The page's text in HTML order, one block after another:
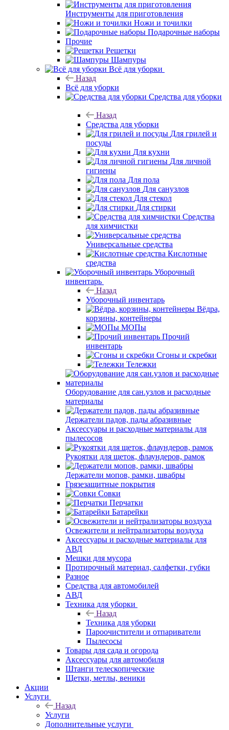
Инструменты для приготовления
Ножи и точилки
Подарочные наборы
Прочие
Решетки
Шампуры
Всё для уборки
Назад
Всё для уборки
Средства для уборки
Назад
Средства для уборки
Для грилей и
посуды
Для кухни
Для личной
гигиены
Для пола
Для санузлов
Для стекол
Для стирки
Средства
для химчистки
Универсальные средства
Кислотные
средства
Уборочный
инвентарь
Назад
Уборочный инвентарь
Вёдра,
корзины, контейнеры
МОПы
Прочий
инвентарь
Сгоны и скребки
Тележки
Оборудование для сан.узлов и расходные
материалы
Держатели падов, пады абразивные
Аксессуары и расходные материалы для
пылесосов
Рукоятки для щеток, флаундеров, рамок
Держатели мопов, рамки, швабры
Грязезащитные покрытия
Совки
Перчатки
Батарейки
Освежители и нейтрализаторы воздуха
Аксессуары и расходные материалы для
АВД
Мешки для мусора
Протирочный материал, салфетки, губки
Разное
Средства для автомобилей
АВД
Техника для уборки
Назад
Техника для уборки
Пароочистители и отпариватели
Пылесосы
Товары для сада и огорода
Аксессуары для автомобиля
Штанги телескопические
Щетки, метлы, веники
Акции
Услуги
Назад
Услуги
Дополнительные услуги